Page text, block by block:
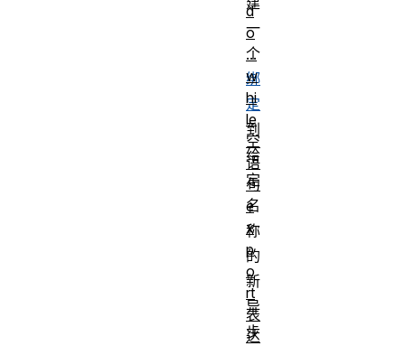
一
个
绑
定
到
给
定
名
称
的
新
异
步
d
o
...
w
hi
le
空
语
句
e
x
p
o
rt
表
达